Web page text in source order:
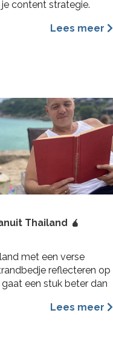
content strategie.
Lees meer
Thailand 🧉
met een verse
reflecteren op
een stuk beter dan
is. 2023 was voor
Lees meer